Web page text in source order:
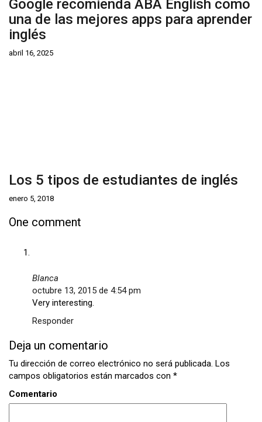
Google recomienda ABA English como
una de las mejores apps para aprender
inglés
abril 16, 2025
Los 5 tipos de estudiantes de inglés
enero 5, 2018
One comment
Blanca
octubre 13, 2015 de 4:54 pm
Very interesting.
Responder
Deja un comentario
Tu dirección de correo electrónico no será publicada. Los
campos obligatorios están marcados con *
Comentario